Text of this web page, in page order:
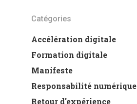
Catégories
Accélération digitale
Formation digitale
Manifeste
Responsabilité numérique
Retour d'expérience